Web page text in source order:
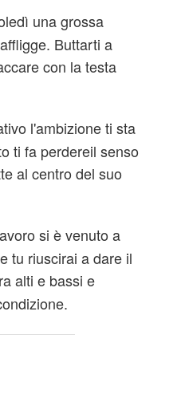
una grossa
Buttarti a
con la testa
l'ambizione ti sta
ti fa perdereil senso
al centro del suo
si è venuto a
tu riuscirai a dare il
alti e bassi e